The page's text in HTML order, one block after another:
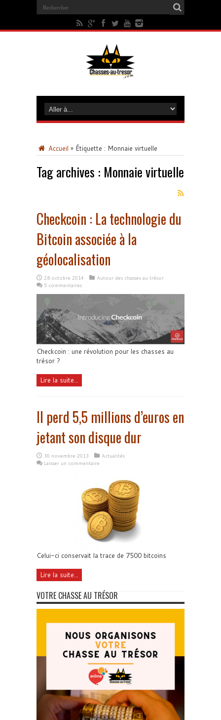
Accueil » Étiquette : Monnaie virtuelle
Tag archives : Monnaie virtuelle
Checkcoin : La technologie du
Bitcoin associée à la
géolocalisation
28 octobre 2014
Autour des chasses au trésor
5 commentaires
Checkcoin : une révolution pour les chasses au
trésor ?
Lire la suite...
Il perd 5,5 millions d’euros en
jetant son disque dur
30 novembre 2013
Actualités
Laisser un commentaire
Celui-ci conservait la trace de 7500 bitcoins
Lire la suite...
VOTRE CHASSE AU TRÉSOR